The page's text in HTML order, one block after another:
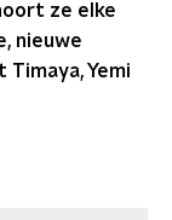
ze elke
nieuwe
Yemi